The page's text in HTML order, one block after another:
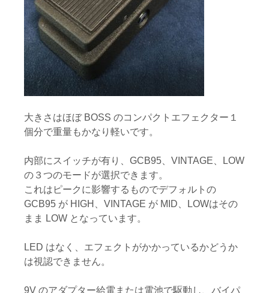
大きさはほぼ BOSS のコンパクトエフェクター１
個分で重量もかなり軽いです。
内部にスイッチが有り、GCB95、VINTAGE、LOW
の３つのモードが選択できます。
これはピークに影響するものでデフォルトの
GCB95 が HIGH、VINTAGE が MID、LOWはその
まま LOW となっています。
LED はなく、エフェクトがかかっているかどうか
は視認できません。
9V のアダプター給電または電池で駆動し、バイパ